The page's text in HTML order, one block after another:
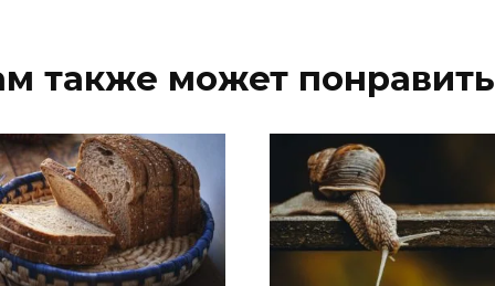
также может